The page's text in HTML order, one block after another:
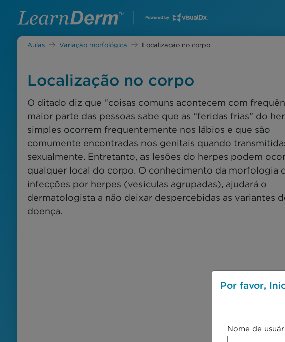
Aulas Variação morfológica Localização no corpo
Localização no corpo
O ditado diz que “coisas comuns acontecem com
maior parte das pessoas sabe que as “feridas frias” do
simples ocorrem frequentemente nos lábios e que são
comumente encontradas nos genitais quando
sexualmente. Entretanto, as lesões do herpes podem
qualquer local do corpo. O conhecimento da morfologia
infecções por herpes (vesículas agrupadas), ajudará o
dermatologista a não deixar despercebidas as variantes
doença.
Por favor,
Nome de